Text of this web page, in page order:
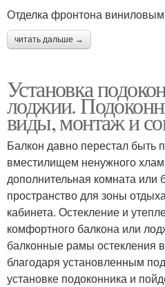
Отделка фронтона
читать дальше →
Установка
лоджии.
виды, монтаж и
Балкон давно перестал
вместилищем ненужного
дополнительная комната или
пространство для зоны
кабинета. Остекление и
комфортного балкона или
балконные рамы остекления
благодаря установленным
установке подоконника и